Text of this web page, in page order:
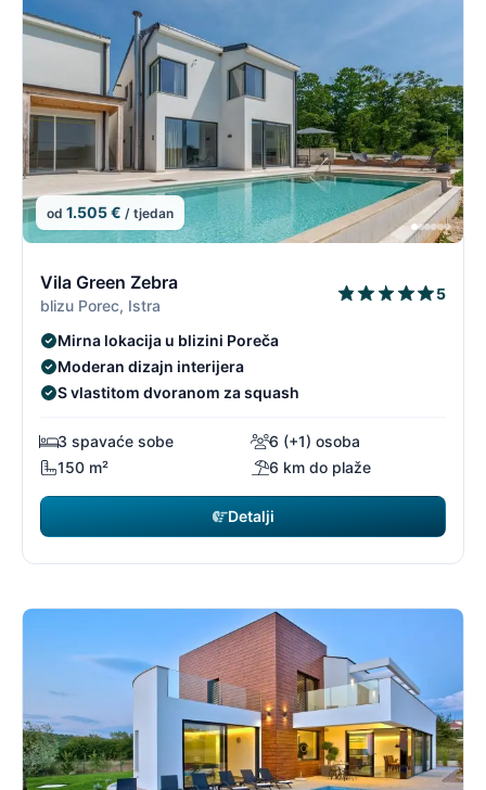
od 1.505 € / tjedan
Vila Green Zebra
blizu Porec, Istra
5
Mirna lokacija u blizini Poreča
Moderan dizajn interijera
S vlastitom dvoranom za squash
3 spavaće sobe
6 (+1) osoba
150 m²
6 km do plaže
Detalji